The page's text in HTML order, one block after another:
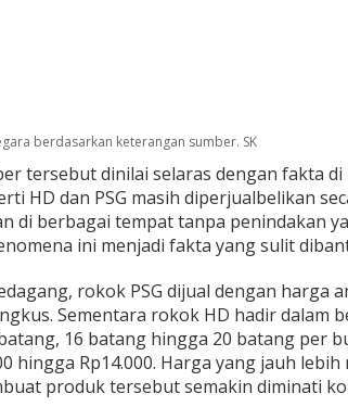
berdasarkan keterangan sumber. SK
tersebut dinilai selaras dengan fakta
HD dan PSG masih diperjualbelikan
di berbagai tempat tanpa penindakan
ini menjadi fakta yang sulit
rokok PSG dijual dengan harga
Sementara rokok HD hadir dalam
16 batang hingga 20 batang per
hingga Rp14.000. Harga yang jauh
produk tersebut semakin diminati